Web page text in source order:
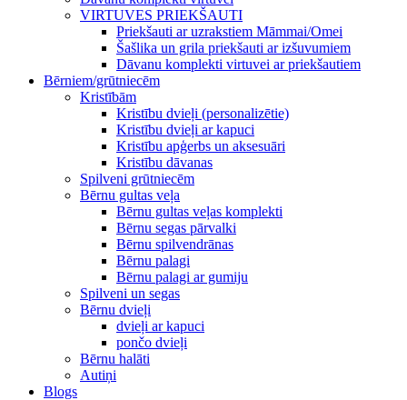
VIRTUVES PRIEKŠAUTI
Priekšauti ar uzrakstiem Māmmai/Omei
Šašlika un grila priekšauti ar izšuvumiem
Dāvanu komplekti virtuvei ar priekšautiem
Bērniem/grūtniecēm
Kristībām
Kristību dvieļi (personalizētie)
Kristību dvieļi ar kapuci
Kristību apģerbs un aksesuāri
Kristību dāvanas
Spilveni grūtniecēm
Bērnu gultas veļa
Bērnu gultas veļas komplekti
Bērnu segas pārvalki
Bērnu spilvendrānas
Bērnu palagi
Bērnu palagi ar gumiju
Spilveni un segas
Bērnu dvieļi
dvieļi ar kapuci
pončo dvieļi
Bērnu halāti
Autiņi
Blogs